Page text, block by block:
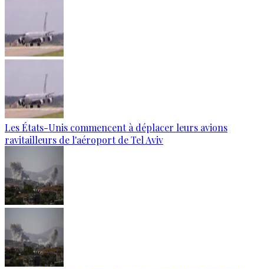
Les États-Unis commencent à déplacer leurs avions
ravitailleurs de l'aéroport de Tel Aviv